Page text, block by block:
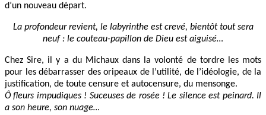
d’un nouveau départ.
La profondeur revient, le labyrinthe est crevé, bientôt tout sera
neuf : le couteau-papillon de Dieu est aiguisé…
Chez Sire, il y a du Michaux dans la volonté de tordre les mots
pour les débarrasser des oripeaux de l’utilité, de l’idéologie, de la
justification, de toute censure et autocensure, du mensonge.
Ô fleurs impudiques ! Suceuses de rosée ! Le silence est peinard. Il
a son heure, son nuage…